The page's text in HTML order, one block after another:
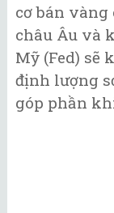
cơ bán
châu Âu và
Mỹ (Fed)
định lượng
góp phần